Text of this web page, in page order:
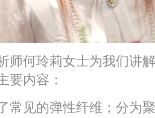
师何玲莉女士为我们讲
要内容：
常见的弹性纤维；分为